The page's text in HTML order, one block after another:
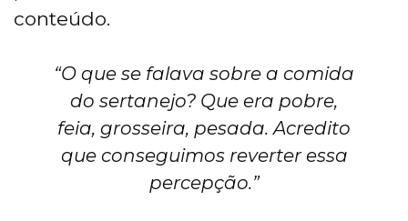
conteúdo.
“O que se falava sobre a comida
do sertanejo? Que era pobre,
feia, grosseira, pesada. Acredito
que conseguimos reverter essa
percepção.”